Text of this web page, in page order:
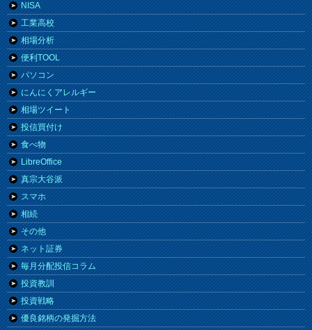
NISA
工業高校
相場分析
便利TOOL
パソコン
にんにくアレルギー
相場ツイート
投信買付け
食べ物
LibreOffice
真宗大谷派
スマホ
相続
その他
ネット証券
毎月分配投信コラム
投資教訓
投資戦略
優良銘柄の発掘方法